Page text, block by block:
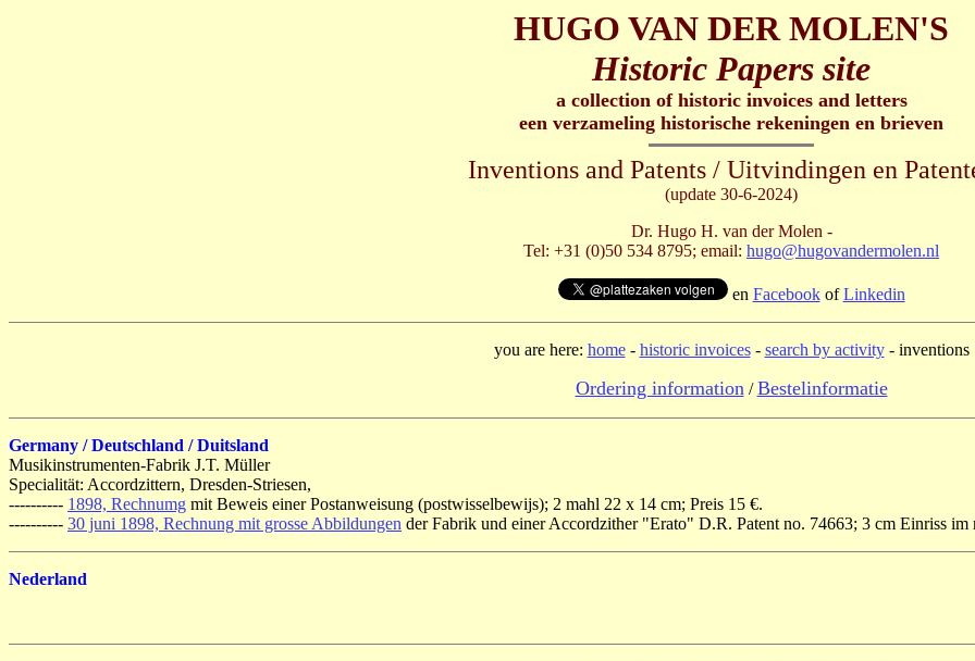
HUGO VAN DER MOLEN'S
Historic Papers site
a collection of historic invoices and letters
een verzameling historische rekeningen en brieven
Inventions and Patents / Uitvindingen en
(update 30-6-2024)
Dr. Hugo H. van der Molen -
Tel: +31 (0)50 534 8795; email: hugo@hugovandermolen.nl
en FacebookofLinkedin
you are here: home- historic invoices- search by activity- inventions
Ordering information /Bestelinformatie
Germany / Deutschland / Duitsland
Musikinstrumenten-Fabrik J.T. Müller
Specialität: Accordzittern, Dresden-Striesen,
---------- 1898, Rechnumg mit Beweis einer Postanweisung (postwisselbewijs); 2 mahl 22 x 14 cm; Preis 15 €.
---------- 30 juni 1898, Rechnung mit grosse Abbildungen der Fabrik und einerAccordzither"Erato" D.R. Patent no. 74663; 3 cm Einriss im
Nederland